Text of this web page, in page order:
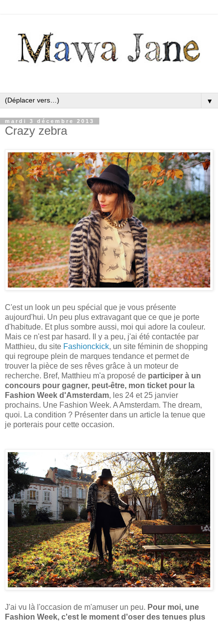
▼
mardi 3 décembre 2013
Crazy zebra
C'est un look un peu spécial que je vous présente
aujourd'hui. Un peu plus extravagant que ce que je porte
d'habitude. Et plus sombre aussi, moi qui adore la couleur.
Mais ce n'est par hasard. Il y a peu, j'ai été contactée par
Matthieu, du site Fashionckick, un site féminin de shopping
qui regroupe plein de marques tendance et permet de
trouver la pièce de ses rêves grâce à un moteur de
recherche. Bref, Matthieu m'a proposé de participer à un
concours pour gagner, peut-être, mon ticket pour la
Fashion Week d'Amsterdam, les 24 et 25 janvier
prochains. Une Fashion Week. A Amsterdam. The dream,
quoi. La condition ? Présenter dans un article la tenue que
je porterais pour cette occasion.
J'ai vu là l'occasion de m'amuser un peu. Pour moi, une
Fashion Week, c'est le moment d'oser des tenues plus